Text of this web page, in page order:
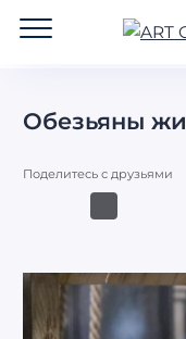
Обезьяны
Поделитесь с друзьями